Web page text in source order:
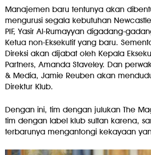
Manajemen baru tentunya akan
mengurusi segala kebutuhan
PIF, Yasir Al-Rumayyan digadang-
Ketua non-Eksekutif yang baru.
Direksi akan dijabat oleh Kepala
Partners, Amanda Staveley. Dan
& Media, Jamie Reuben akan
Direktur Klub.
Dengan ini, tim dengan julukan The
tim dengan label klub sultan karena,
terbarunya mengantongi kekayaan